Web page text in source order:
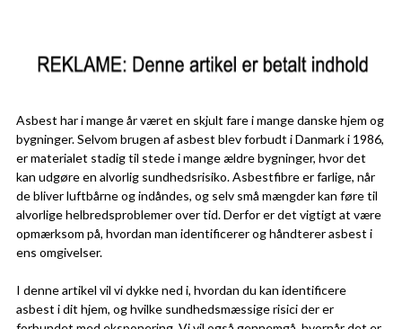
Asbest har i mange år været en skjult fare i mange danske hjem og
bygninger. Selvom brugen af asbest blev forbudt i Danmark i 1986,
er materialet stadig til stede i mange ældre bygninger, hvor det
kan udgøre en alvorlig sundhedsrisiko. Asbestfibre er farlige, når
de bliver luftbårne og indåndes, og selv små mængder kan føre til
alvorlige helbredsproblemer over tid. Derfor er det vigtigt at være
opmærksom på, hvordan man identificerer og håndterer asbest i
ens omgivelser.
I denne artikel vil vi dykke ned i, hvordan du kan identificere
asbest i dit hjem, og hvilke sundhedsmæssige risici der er